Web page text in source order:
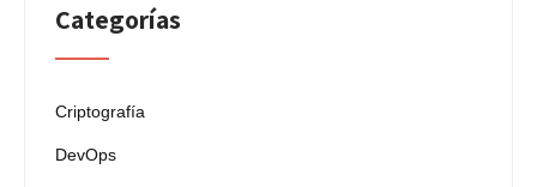
Categorías
Criptografía
DevOps